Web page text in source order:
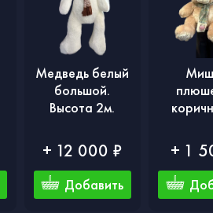
Медведь белый
большой.
Высота 2м.
+ 12 000 ₽
Добавить
+ 1